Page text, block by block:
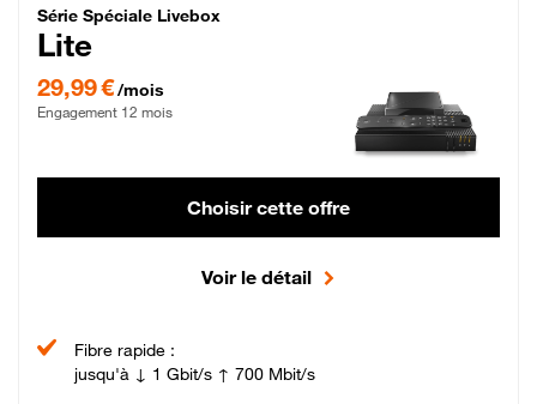
Série Spéciale Livebox Lite Fibre
Série Spéciale Livebox
Lite
29,99 €/mois
Engagement 12 mois
Choisir cette offre
Voir le détail
Fibre rapide :
jusqu'à ↓ 1 Gbit/s ↑ 700 Mbit/s